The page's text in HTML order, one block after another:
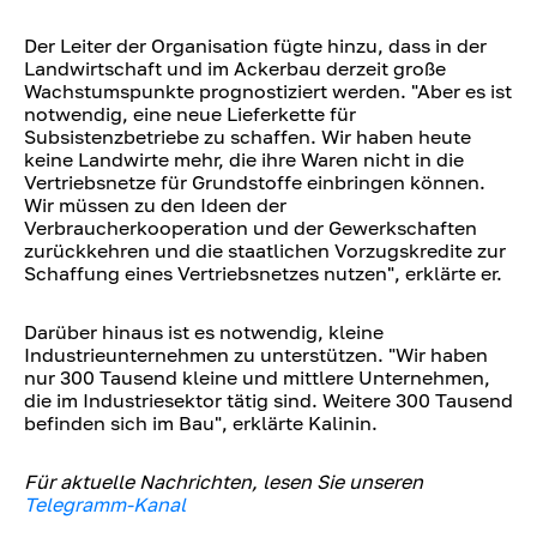
Der Leiter der Organisation fügte hinzu, dass in der
Landwirtschaft und im Ackerbau derzeit große
Wachstumspunkte prognostiziert werden. "Aber es ist
notwendig, eine neue Lieferkette für
Subsistenzbetriebe zu schaffen. Wir haben heute
keine Landwirte mehr, die ihre Waren nicht in die
Vertriebsnetze für Grundstoffe einbringen können.
Wir müssen zu den Ideen der
Verbraucherkooperation und der Gewerkschaften
zurückkehren und die staatlichen Vorzugskredite zur
Schaffung eines Vertriebsnetzes nutzen", erklärte er.
Darüber hinaus ist es notwendig, kleine
Industrieunternehmen zu unterstützen. "Wir haben
nur 300 Tausend kleine und mittlere Unternehmen,
die im Industriesektor tätig sind. Weitere 300 Tausend
befinden sich im Bau", erklärte Kalinin.
Für aktuelle Nachrichten, lesen Sie unseren
Telegramm-Kanal